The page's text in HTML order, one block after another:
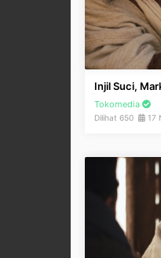
Injil Suci,
Tokomedia
Dilihat 650 17